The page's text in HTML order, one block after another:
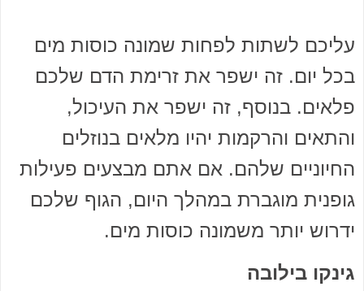
עליכם לשתות לפחות שמונה כוסות מים
בכל יום. זה ישפר את זרימת הדם שלכם
פלאים. בנוסף, זה ישפר את העיכול,
והתאים והרקמות יהיו מלאים בנוזלים
החיוניים שלהם. אם אתם מבצעים פעילות
גופנית מוגברת במהלך היום, הגוף שלכם
ידרוש יותר משמונה כוסות מים.
גינקו בילובה